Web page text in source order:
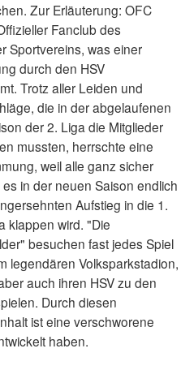
Zur Erläuterung: OFC
Fanclub des
Sportvereins, was einer
durch den HSV
Trotz aller Leiden und
die in der abgelaufenen
der 2. Liga die Mitglieder
mussten, herrschte eine
weil alle ganz sicher
in der neuen Saison endlich
Aufstieg in die 1.
klappen wird. "Die
besuchen fast jedes Spiel
legendären Volksparkstadion,
auch ihren HSV zu den
Durch diesen
ist eine verschworene
haben.